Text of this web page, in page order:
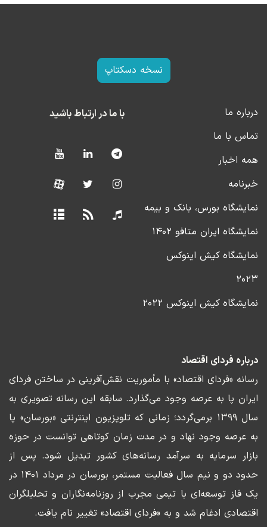
نسخه دسکتاپ
درباره ما
تماس با ما
همه اخبار
خبرنامه
نمایشگاه بورس، بانک و بیمه
نمایشگاه ایران متافو ۱۴۰۲
نمایشگاه کیش اینوکس
۲۰۲۳
نمایشگاه کیش اینوکس ۲۰۲۲
با ما در ارتباط باشید
درباره فردای اقتصاد
رسانه «فردای اقتصاد» با مأموریت نقش‌آفرینی در ساختن فردای
ایران پا به عرصه وجود می‌گذارد. سابقه این رسانه تصویری به
سال ۱۳۹۹ برمی‌گردد؛ زمانی که تلویزیون اینترنتی «بورسان» پا
به عرصه وجود نهاد و در مدت زمان کوتاهی توانست در حوزه
بازار سرمایه به سرآمد رسانه‌های کشور تبدیل شود. پس از
حدود دو و نیم سال فعالیت مستمر، بورسان در مرداد ۱۴۰۱ در
یک فاز توسعه‌ای با تیمی مجرب از روزنامه‌نگاران و تحلیلگران
اقتصادی ادغام شد و به «فردای اقتصاد» تغییر نام یافت.